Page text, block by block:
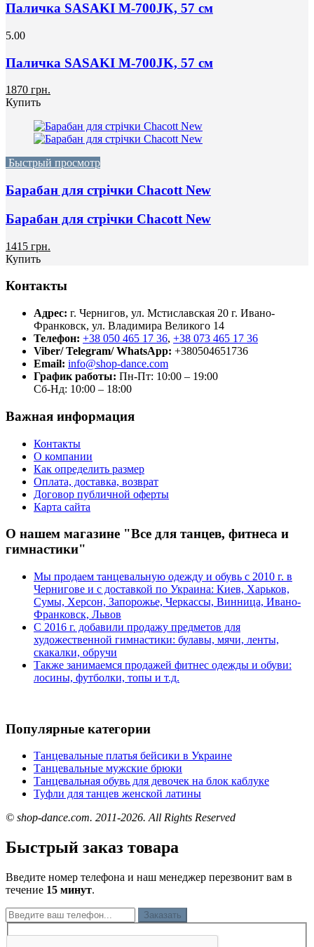
Паличка SASAKI M-700JK, 57 см
5.00
Паличка SASAKI M-700JK, 57 см
1870 грн.
Купить
Быстрый просмотр
Барабан для стрічки Chacott New
Барабан для стрічки Chacott New
1415 грн.
Купить
Контакты
Адрес: г. Чернигов, ул. Мстиславская 20 г. Ивано-
Франковск, ул. Владимира Великого 14
Телефон: +38 050 465 17 36, +38 073 465 17 36
Viber/ Telegram/ WhatsApp: +380504651736
Email: info@shop-dance.com
График работы: Пн-Пт: 10:00 – 19:00
Сб-Нд: 10:00 – 18:00
Важная информация
Контакты
О компании
Как определить размер
Оплата, доставка, возврат
Договор публичной оферты
Карта сайта
О нашем магазине "Все для танцев, фитнеса и
гимнастики"
Мы продаем танцевальную одежду и обувь с 2010 г. в
Чернигове и с доставкой по Украина: Киев, Харьков,
Сумы, Херсон, Запорожье, Черкассы, Винница, Ивано-
Франковск, Львов
С 2016 г. добавили продажу предметов для
художественной гимнастики: булавы, мячи, ленты,
скакалки, обручи
Также занимаемся продажей фитнес одежды и обуви:
лосины, футболки, топы и т.д.
Популярные категории
Танцевальные платья бейсики в Украине
Танцевальные мужские брюки
Танцевальная обувь для девочек на блок каблуке
Туфли для танцев женской латины
© shop-dance.com. 2011-2026. All Rights Reserved
Быстрый заказ товара
Введите номер телефона и наш менеджер перезвонит вам в
течение 15 минут.
Заказать